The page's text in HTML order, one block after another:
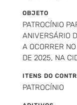
OBJETO
PATROCÍNIO
ANIVERSÁRIO
A OCORRER
DE 2025, NA
ITENS DO
PATROCÍNIO